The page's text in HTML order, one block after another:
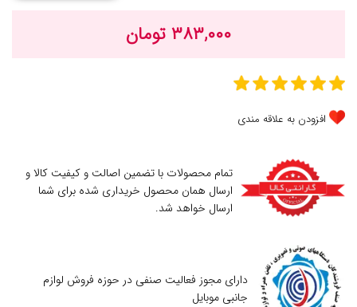
۳۸۳,۰۰۰ تومان
افزودن به علاقه مندی
تمام محصولات با تضمین اصالت و کیفیت کالا و
ارسال همان محصول خریداری شده برای شما
ارسال خواهد شد.
دارای مجوز فعالیت صنفی در حوزه فروش لوازم
جانبی موبایل